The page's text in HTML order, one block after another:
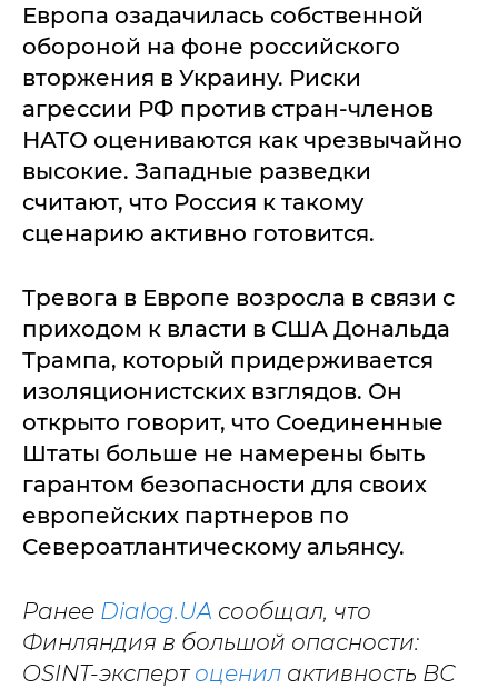
Европа озадачилась собственной
обороной на фоне российского
вторжения в Украину. Риски
агрессии РФ против стран-членов
НАТО оцениваются как чрезвычайно
высокие. Западные разведки
считают, что Россия к такому
сценарию активно готовится.
Тревога в Европе возросла в связи с
приходом к власти в США Дональда
Трампа, который придерживается
изоляционистских взглядов. Он
открыто говорит, что Соединенные
Штаты больше не намерены быть
гарантом безопасности для своих
европейских партнеров по
Североатлантическому альянсу.
Ранее Dialog.UA сообщал, что
Финляндия в большой опасности:
OSINT-эксперт оценил активность ВС